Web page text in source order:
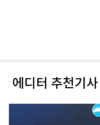
에디터 추천기사